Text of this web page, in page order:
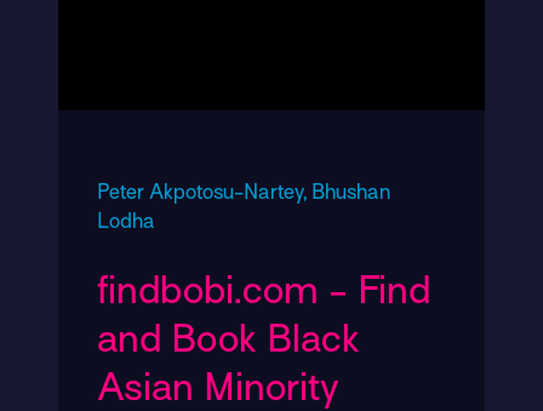
Peter Akpotosu-Nartey, Bhushan
Lodha
findbobi.com - Find
and Book Black
Asian Minority